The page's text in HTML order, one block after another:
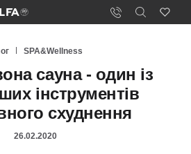
SPA&Wellness
сауна - один із
інструментів
схуднення
26.02.2020